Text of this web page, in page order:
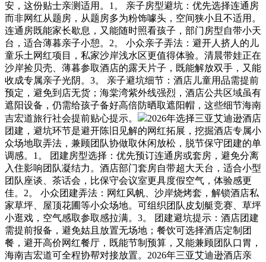
安，这份贴士亲测适用。1。 亲子房型避坑：优先选择连通房
而非网红从题房，从题房多为粉饰噱头，空间狭小且不适用。
连通房既能家长歇息，又能随时照看孩子，部门房型自带小天
台，适合薄暮亲子小憩。2。 小众亲子弄法：避开人挤人的儿
童乐土网红项目，私家沙岸浅水区更值得体验。清晨带娃正在
沙岸捡贝壳、薄暮参取酒店的露天片子，既能解放双手，又能
收成专属亲子光阴。3。 亲子避坑细节：酒店儿童用品需提前
预定，避免到店无货；海棠湾紫外线强烈，酒店公共区域虽有
遮阳设备，仍需给孩子备好高倍防晒取遮阳帽，这些细节海南
吉宏道旅行社会提前贴心提示。
2026年选择三亚艾迪逊酒店
团建，避坑环节是避开陈旧见解的网红拓展，挖掘酒店专属小
众场地取弄法，兼顾团队协做取休闲放松，脱节保守团建的单
调感。1。 团建房型选择：优先预订连通房或套房，避免分离
入住影响团队凝结力。酒店部门套房自带超大天台，适合小型
团队座谈、茶话会，比保守会议室更具度假空气，体验感更
佳。2。 小众团建弄法：网红风帆、沙岸烧烤套，解锁酒店私
家草坪、屋顶花圃等小众场地。可组织团队皮划艇竞赛、草坪
小逛戏，空气感取参取感拉满。3。 团建避坑提示：酒店团建
需提前报备，避免姑且放置无场地；餐饮可选择酒店定制团
餐，避开高价网红餐厅，既能节制预算，又能兼顾团队口胃，
海南吉宏道可全程协帮对接放置。2026年三亚艾迪逊酒店亲